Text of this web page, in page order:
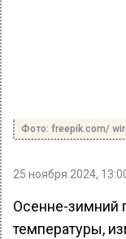
Фото: freepik.com/
25 ноября 2024,
Осенне-зимний
температуры,